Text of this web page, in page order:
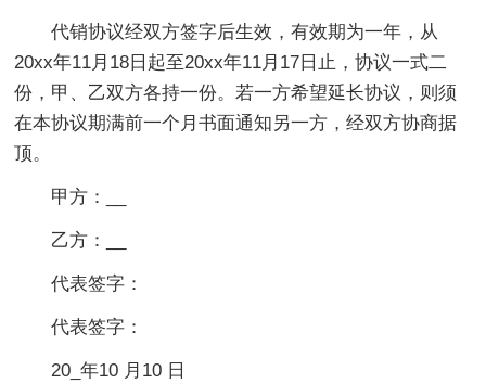
代销协议经双方签字后生效，有效期为一年，从
20xx年11月18日起至20xx年11月17日止，协议一式二
份，甲、乙双方各持一份。若一方希望延长协议，则须
在本协议期满前一个月书面通知另一方，经双方协商据
顶。
甲方：__
乙方：__
代表签字：
代表签字：
20_年10 月10 日